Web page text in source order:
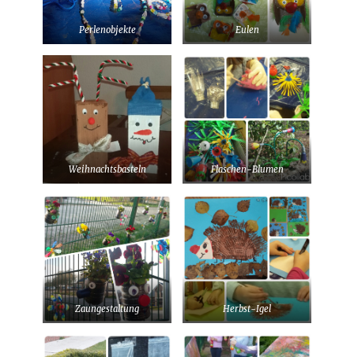
Perlenobjekte Eulen
Weihnachtsbasteln Flaschen-Blumen
Zaungestaltung Herbst-Igel